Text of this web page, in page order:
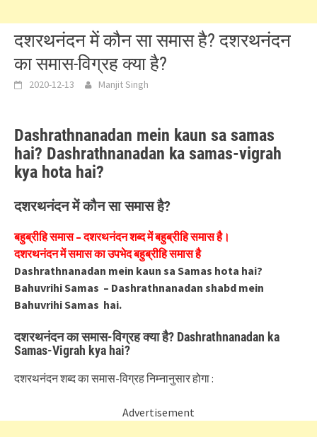
दशरथनंदन में कौन सा समास है? दशरथनंदन
का समास-विग्रह क्या है?
2020-12-13 Manjit Singh
Dashrathnanadan mein kaun sa samas
hai? Dashrathnanadan ka samas-vigrah
kya hota hai?
दशरथनंदन में कौन सा समास है?
बहुब्रीहि समास – दशरथनंदन शब्द में बहुब्रीहि समास है।
दशरथनंदन में समास का उपभेद बहुब्रीहि समास है
Dashrathnanadan mein kaun sa Samas hota hai?
Bahuvrihi Samas – Dashrathnanadan shabd mein
Bahuvrihi Samas hai.
दशरथनंदन का समास-विग्रह क्या है? Dashrathnanadan ka
Samas-Vigrah kya hai?
दशरथनंदन शब्द का समास-विग्रह निम्नानुसार होगा :
Advertisement